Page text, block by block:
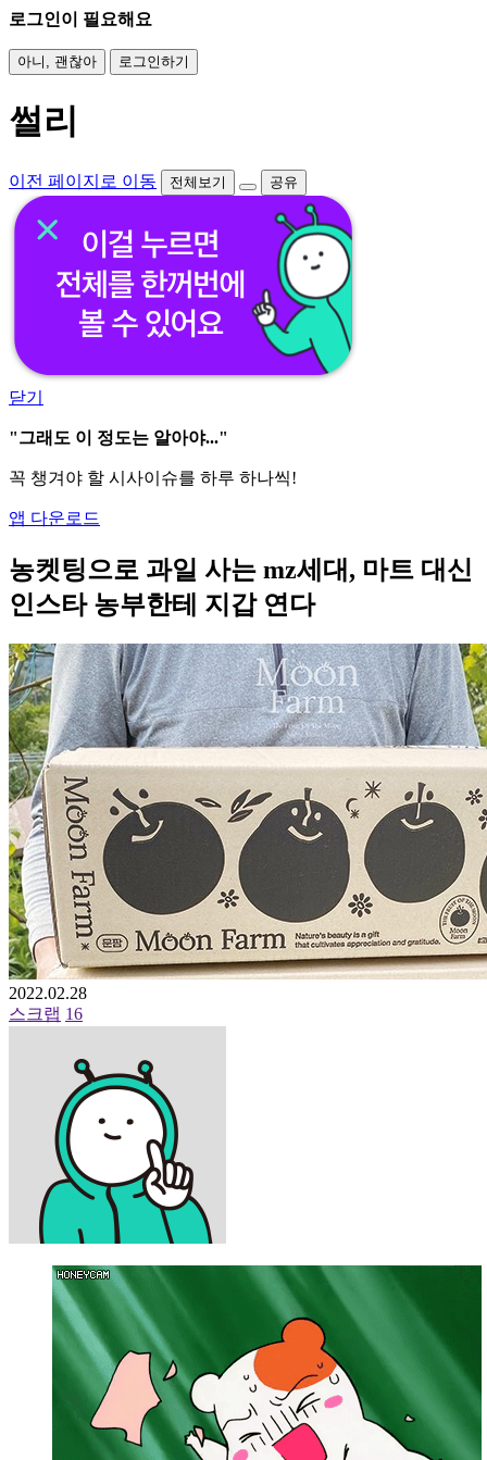
로그인이 필요해요
아니, 괜찮아 로그인하기
썰리
이전 페이지로 이동 전체보기 공유
닫기
"그래도 이 정도는 알아야..."
꼭 챙겨야 할 시사이슈를 하루 하나씩!
앱 다운로드
농켓팅으로 과일 사는 mz세대, 마트 대신
인스타 농부한테 지갑 연다
2022.02.28
스크랩 16